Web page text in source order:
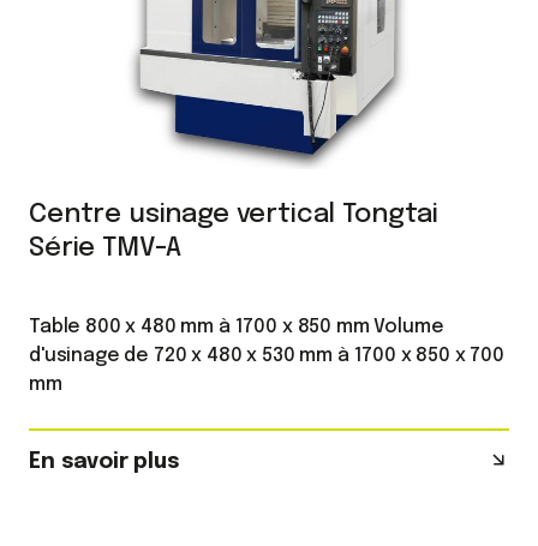
Centre usinage vertical Tongtai
Série TMV-A
Table 800 x 480 mm à 1700 x 850 mm Volume
d'usinage de 720 x 480 x 530 mm à 1700 x 850 x 700
mm
En savoir plus